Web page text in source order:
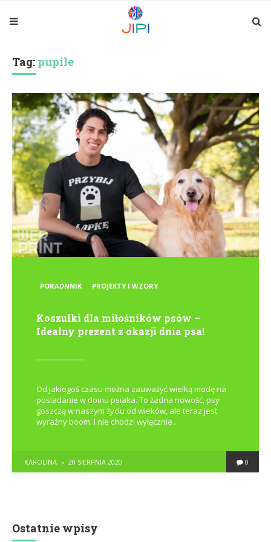
Tag: pupile
POSTED
PORADNNIK PROJEKTY I WZORY
Koszulki dla miłośników psów –
Idealny prezent z okazji dnia psa!
Od jakiegoś czasu można zauważyć wielką modę na
posiadanie w domu psiaka. To żadna nowość, psy
goszczą w naszym życiu od wieków, ale teraz jest
wyraźny boom. I nie chodzi wyłącznie…
POSTED
BY
KAROLINA 20 SIERPNIA 2020 0
Ostatnie wpisy